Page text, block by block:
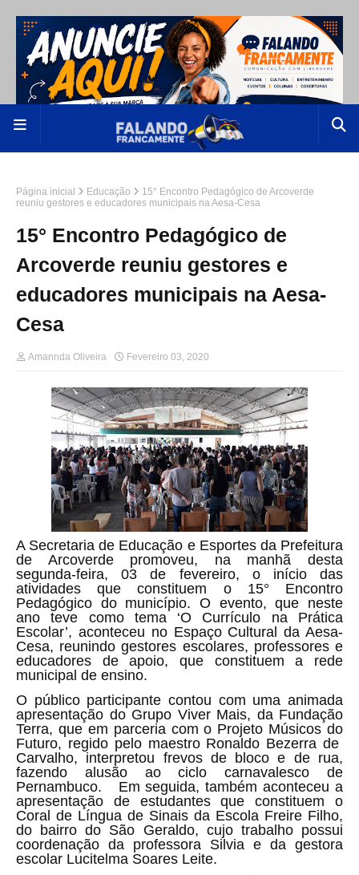
Página inicial Educação
15° Encontro Pedagógico de Arcoverde
reuniu gestores e educadores municipais na Aesa-Cesa
15° Encontro Pedagógico de
Arcoverde reuniu gestores e
educadores municipais na Aesa-
Cesa
Amannda Oliveira Fevereiro 03, 2020
A Secretaria de Educação e Esportes da Prefeitura
de Arcoverde promoveu, na manhã desta
segunda-feira, 03 de fevereiro, o início das
atividades que constituem o 15° Encontro
Pedagógico do município. O evento, que neste
ano teve como tema ‘O Currículo na Prática
Escolar’, aconteceu no Espaço Cultural da Aesa-
Cesa, reunindo gestores escolares, professores e
educadores de apoio, que constituem a rede
municipal de ensino.
O público participante contou com uma animada
apresentação do Grupo Viver Mais, da Fundação
Terra, que em parceria com o Projeto Músicos do
Futuro, regido pelo maestro Ronaldo Bezerra de
Carvalho, interpretou frevos de bloco e de rua,
fazendo alusão ao ciclo carnavalesco de
Pernambuco. Em seguida, também aconteceu a
apresentação de estudantes que constituem o
Coral de Língua de Sinais da Escola Freire Filho,
do bairro do São Geraldo, cujo trabalho possui
coordenação da professora Silvia e da gestora
escolar Lucitelma Soares Leite.